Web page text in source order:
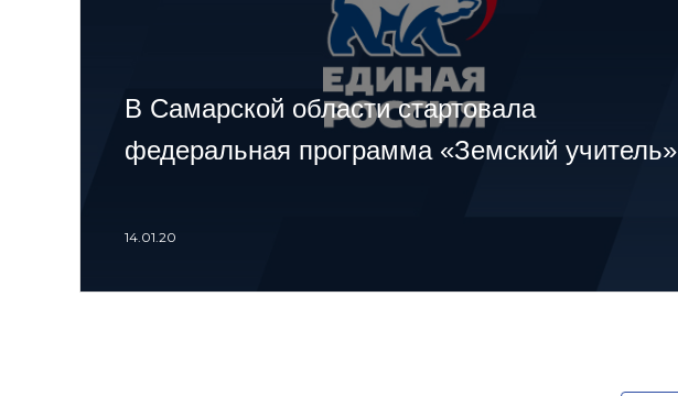
В Самарской области стартовала
федеральная программа «Земский учитель»
14.01.20